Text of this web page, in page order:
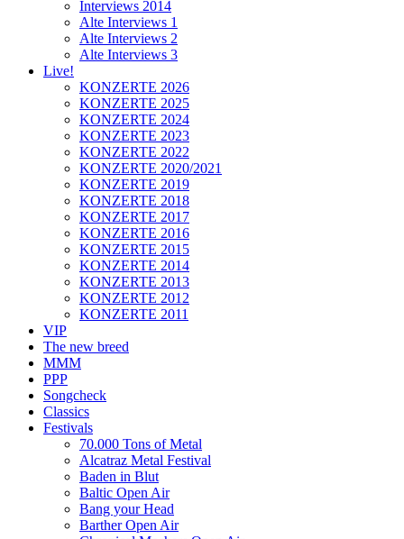
Interviews 2014
Alte Interviews 1
Alte Interviews 2
Alte Interviews 3
Live!
KONZERTE 2026
KONZERTE 2025
KONZERTE 2024
KONZERTE 2023
KONZERTE 2022
KONZERTE 2020/2021
KONZERTE 2019
KONZERTE 2018
KONZERTE 2017
KONZERTE 2016
KONZERTE 2015
KONZERTE 2014
KONZERTE 2013
KONZERTE 2012
KONZERTE 2011
VIP
The new breed
MMM
PPP
Songcheck
Classics
Festivals
70.000 Tons of Metal
Alcatraz Metal Festival
Baden in Blut
Baltic Open Air
Bang your Head
Barther Open Air